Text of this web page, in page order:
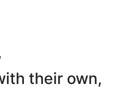
their own,